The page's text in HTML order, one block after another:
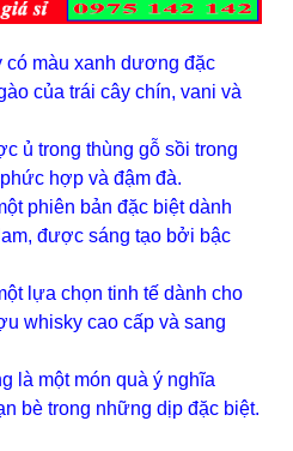
có màu xanh dương đặc
của trái cây chín, vani và
ủ trong thùng gỗ sồi trong
hợp và đậm đà.
phiên bản đặc biệt dành
được sáng tạo bởi bậc
lựa chọn tinh tế dành cho
whisky cao cấp và sang
là một món quà ý nghĩa
bè trong những dịp đặc biệt.